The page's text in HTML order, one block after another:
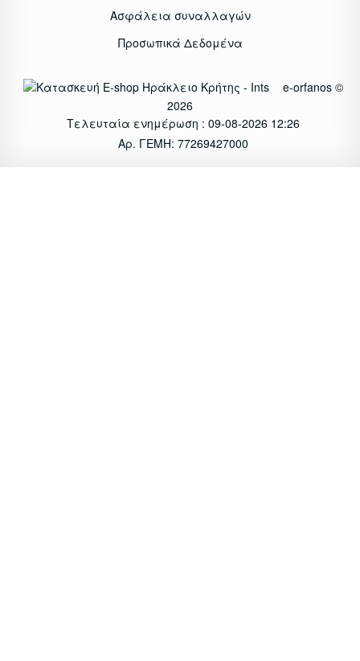
Ασφάλεια συναλλαγών
Προσωπικά Δεδομένα
e-orfanos ©
2026
Τελευταία ενημέρωση : 09-08-2026 12:26
Αρ. ΓΕΜΗ: 77269427000